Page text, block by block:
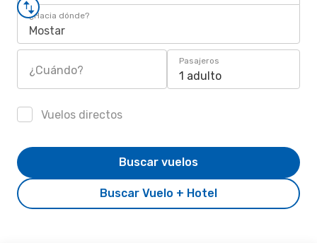
¿Hacia dónde?
Mostar
¿Cuándo?
Pasajeros
1 adulto
Vuelos directos
Buscar Vuelo + Hotel
Buscar vuelos